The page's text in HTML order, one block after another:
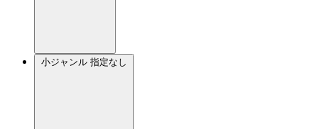
小ジャンル 指定なし